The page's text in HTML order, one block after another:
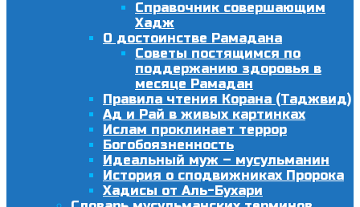
Справочник совершающим
Хадж
О достоинстве Рамадана
Советы постящимся по
поддержанию здоровья в
месяце Рамадан
Правила чтения Корана (Таджвид)
Ад и Рай в живых картинках
Ислам проклинает террор
Богобоязненность
Идеальный муж – мусульманин
История о сподвижниках Пророка
Хадисы от Аль-Бухари